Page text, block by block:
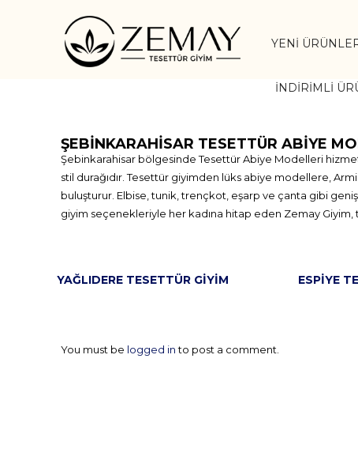
YENI
İNDIRIMLI
ŞEBINKARAHISAR TESETTÜR ABIYE
Şebinkarahisar bölgesinde Tesettür Abiye Modelleri
stil durağıdır. Tesettür giyimden lüks abiye modellere,
buluşturur. Elbise, tunik, trençkot, eşarp ve çanta gibi
giyim seçenekleriyle her kadına hitap eden Zemay Giyim,
YAĞLIDERE TESETTÜR GIYIM ESPIYE
You must be logged into post a comment.